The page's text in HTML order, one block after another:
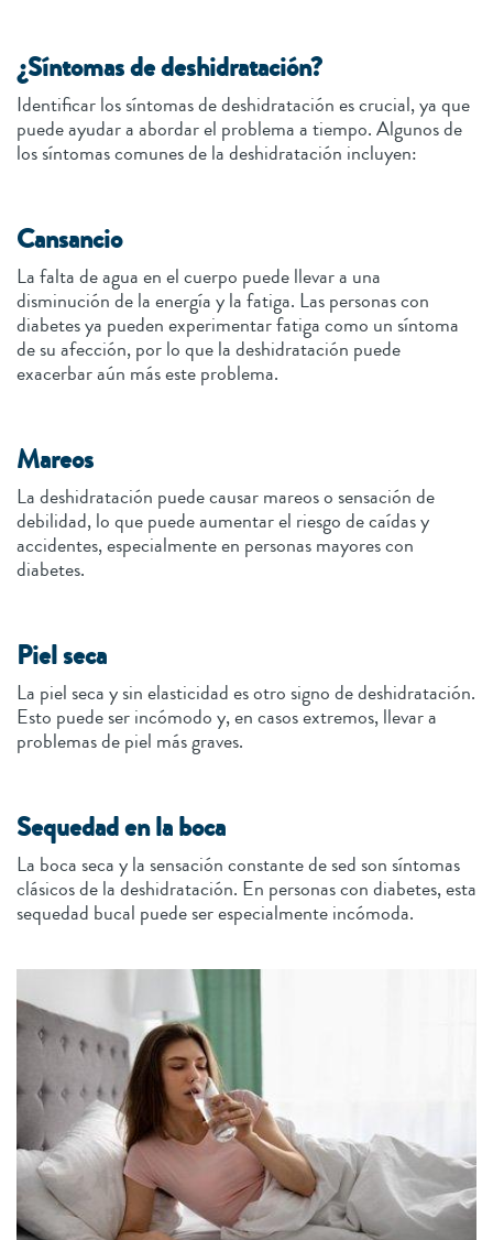
¿Síntomas de deshidratación?
Identificar los síntomas de deshidratación es crucial, ya que
puede ayudar a abordar el problema a tiempo. Algunos de
los síntomas comunes de la deshidratación incluyen:
Cansancio
La falta de agua en el cuerpo puede llevar a una
disminución de la energía y la fatiga. Las personas con
diabetes ya pueden experimentar fatiga como un síntoma
de su afección, por lo que la deshidratación puede
exacerbar aún más este problema.
Mareos
La deshidratación puede causar mareos o sensación de
debilidad, lo que puede aumentar el riesgo de caídas y
accidentes, especialmente en personas mayores con
diabetes.
Piel seca
La piel seca y sin elasticidad es otro signo de deshidratación.
Esto puede ser incómodo y, en casos extremos, llevar a
problemas de piel más graves.
Sequedad en la boca
La boca seca y la sensación constante de sed son síntomas
clásicos de la deshidratación. En personas con diabetes, esta
sequedad bucal puede ser especialmente incómoda.